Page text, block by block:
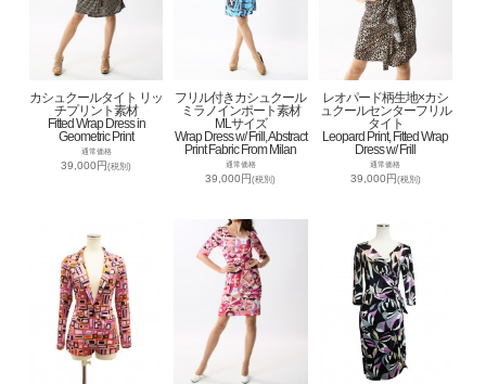
カシュクールタイト リッ
チプリント素材
Fitted Wrap Dress in
Geometric Print
通常価格
39,000円(税別)
フリル付きカシュクール
ミラノインポート素材
MLサイズ
Wrap Dress w/ Frill, Abstract
Print Fabric From Milan
通常価格
39,000円(税別)
レオパード柄生地×カシ
ュクールセンターフリル
タイト
Leopard Print, Fitted Wrap
Dress w/ Frill
通常価格
39,000円(税別)